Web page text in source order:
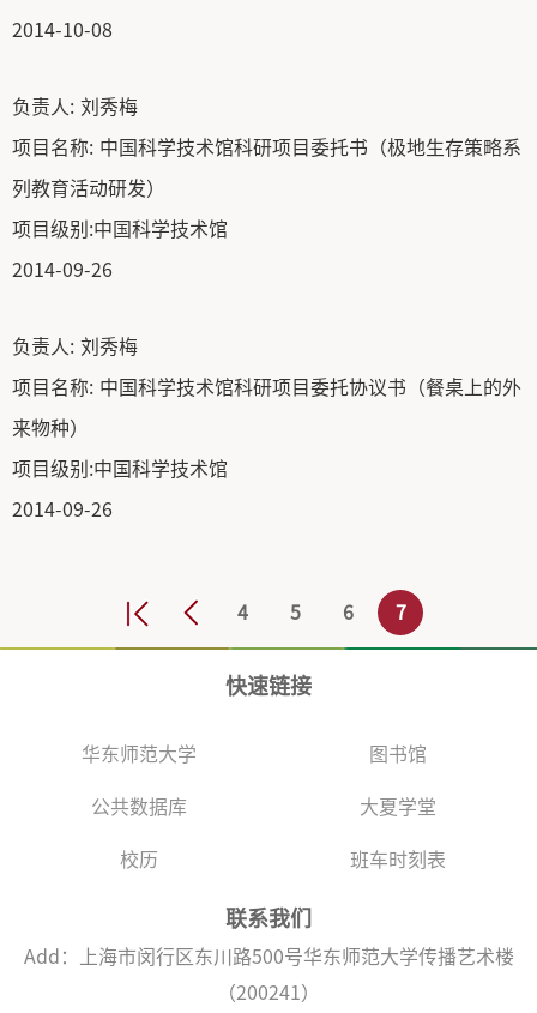
2014-10-08
负责人: 刘秀梅
项目名称: 中国科学技术馆科研项目委托书（极地生存策略系
列教育活动研发）
项目级别:中国科学技术馆
2014-09-26
负责人: 刘秀梅
项目名称: 中国科学技术馆科研项目委托协议书（餐桌上的外
来物种）
项目级别:中国科学技术馆
2014-09-26
4 5 6 7
快速链接
华东师范大学 图书馆
公共数据库 大夏学堂
校历 班车时刻表
联系我们
Add：上海市闵行区东川路500号华东师范大学传播艺术楼
（200241）